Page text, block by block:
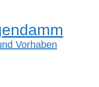
Vorhaben